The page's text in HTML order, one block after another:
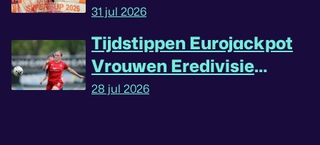
31 jul 2026
Tijdstippen Eurojackpot
Vrouwen Eredivisie
omgedraaid
28 jul 2026